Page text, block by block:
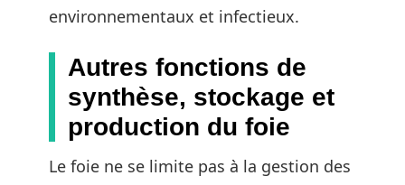
environnementaux et infectieux.
Autres fonctions de
synthèse, stockage et
production du foie
Le foie ne se limite pas à la gestion des